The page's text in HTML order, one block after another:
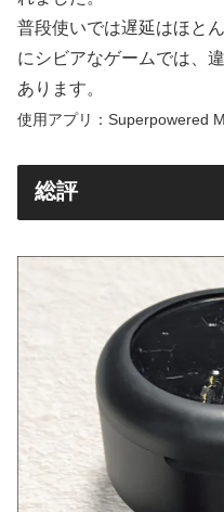
普段使いでは遅延はほと
にシビアなゲームでは、
あります。
使用アプリ：Superpowered
総評